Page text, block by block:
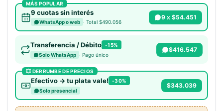
MÁS POPULAR
9 cuotas sin interés
WhatsApp o web · Total $490.056
9 x $54.451
Transferencia / Débito -15%
Solo WhatsApp · Pago único
$416.547
💥 DERRUMBE DE PRECIOS
Efectivo → tu plata vale!
-30%
Solo presencial
$343.039